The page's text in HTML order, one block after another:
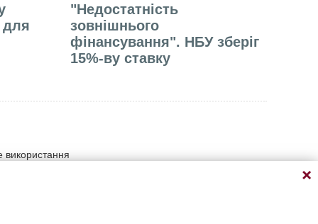
для
"Недостатність
зовнішнього
фінансування". НБУ зберіг
15%-ву ставку
використання